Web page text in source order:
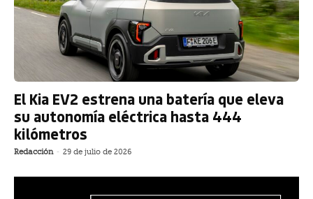
El Kia EV2 estrena una batería que eleva
su autonomía eléctrica hasta 444
kilómetros
Redacción - 29 de julio de 2026